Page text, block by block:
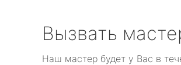
Вызвать
Наш мастер будет у Вас в